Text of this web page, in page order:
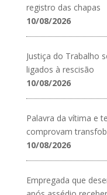
registro das chapas
10/08/2026
Justiça do Trabalho
ligados à rescisão
10/08/2026
Palavra da vítima e
comprovam
10/08/2026
Empregada que